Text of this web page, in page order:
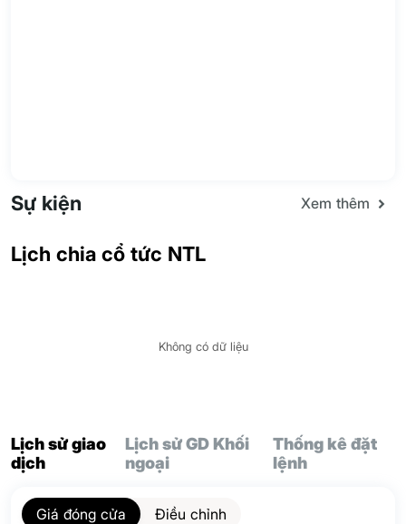
Sự kiện Xem thêm
Lịch chia cổ tức NTL
Không có dữ liệu
Lịch sử giao
dịch
Lịch sử GD Khối
ngoại
Thống kê đặt
lệnh
Giá đóng cửa Điều chỉnh